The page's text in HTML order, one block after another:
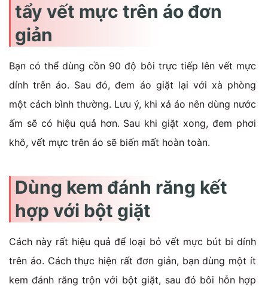
tẩy vết mực trên áo đơn
giản
Bạn có thể dùng cồn 90 độ bôi trực tiếp lên vết mực
dính trên áo. Sau đó, đem áo giặt lại với xà phòng
một cách bình thường. Lưu ý, khi xả áo nên dùng nước
ấm sẽ có hiệu quả hơn. Sau khi giặt xong, đem phơi
khô, vết mực trên áo sẽ biến mất hoàn toàn.
Dùng kem đánh răng kết
hợp với bột giặt
Cách này rất hiệu quả để loại bỏ vết mực bút bi dính
trên áo. Cách thực hiện rất đơn giản, bạn dùng một ít
kem đánh răng trộn với bột giặt, sau đó bôi hỗn hợp